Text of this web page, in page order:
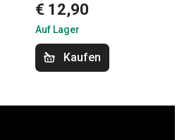
€ 12,90
Auf Lager
Kaufen